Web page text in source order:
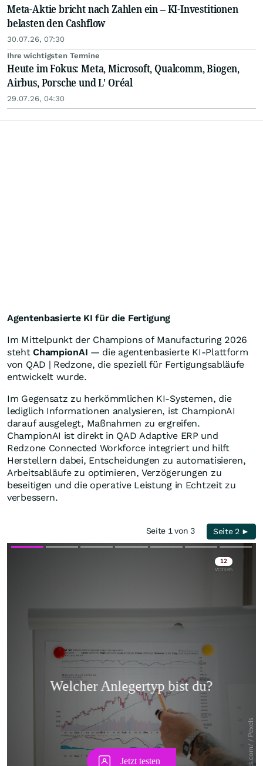
Meta-Aktie bricht nach Zahlen ein – KI-Investitionen
belasten den Cashflow
30.07.26, 07:30
Ihre wichtigsten Termine
Heute im Fokus: Meta, Microsoft, Qualcomm, Biogen,
Airbus, Porsche und L' Oréal
29.07.26, 04:30
Agentenbasierte KI für die Fertigung
Im Mittelpunkt der Champions of Manufacturing 2026
stehtChampionAI — die agentenbasierte KI-Plattform
von QAD | Redzone, die speziell für Fertigungsabläufe
entwickelt wurde.
Im Gegensatz zu herkömmlichen KI-Systemen, die
lediglich Informationen analysieren, ist ChampionAI
darauf ausgelegt, Maßnahmen zu ergreifen.
ChampionAI ist direkt in QAD Adaptive ERP und
Redzone Connected Workforce integriert und hilft
Herstellern dabei, Entscheidungen zu automatisieren,
Arbeitsabläufe zu optimieren, Verzögerungen zu
beseitigen und die operative Leistung in Echtzeit zu
verbessern.
Seite 1 von 3 Seite 2 ►